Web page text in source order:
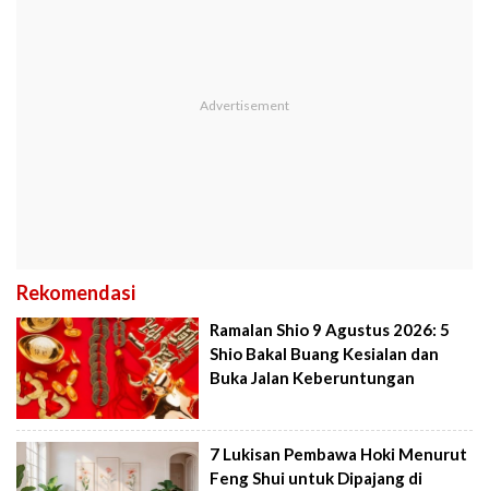
Rekomendasi
Ramalan Shio 9 Agustus 2026: 5
Shio Bakal Buang Kesialan dan
Buka Jalan Keberuntungan
7 Lukisan Pembawa Hoki Menurut
Feng Shui untuk Dipajang di